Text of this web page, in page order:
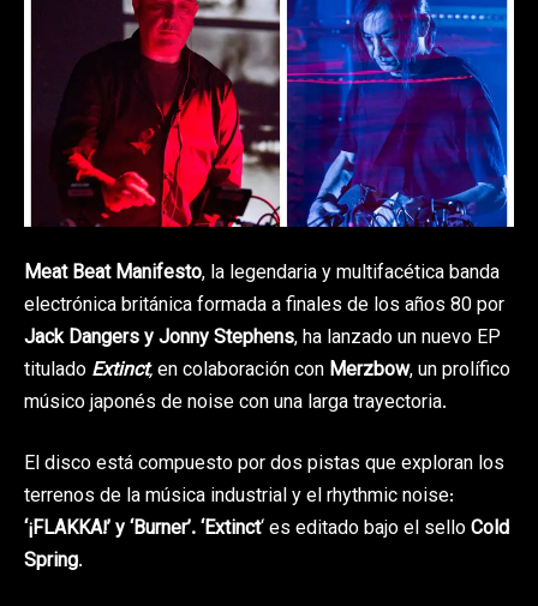
Meat Beat Manifesto, la legendaria y multifacética banda
electrónica británica formada a finales de los años 80 por
Jack Dangers y Jonny Stephens, ha lanzado un nuevo EP
titulado Extinct,en colaboración con Merzbow, un prolífico
músico japonés de noise con una larga trayectoria.
El disco está compuesto por dos pistas que exploran los
terrenos de la música industrial y el rhythmic noise:
‘¡FLAKKA!’ y ‘Burner’. ‘Extinct‘ es editado bajo el selloCold
Spring.